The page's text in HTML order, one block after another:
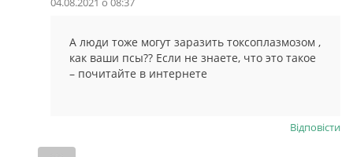
А люди тоже могут заразить токсоплазмозом ,
как ваши псы?? Если не знаете, что это такое
– почитайте в интернете
Відповіcти